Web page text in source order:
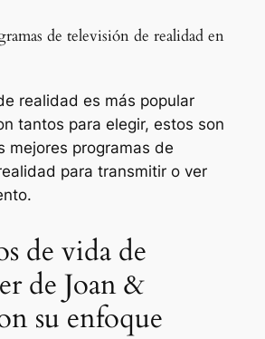
de televisión de realidad en
realidad es más popular
tantos para elegir, estos son
mejores programas de
para transmitir o ver
de vida de
de Joan &
su enfoque